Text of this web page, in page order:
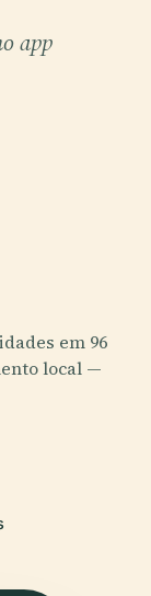
app
em 96
local —